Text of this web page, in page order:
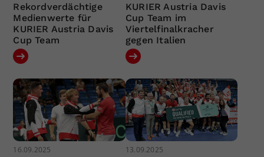
Rekordverdächtige
Medienwerte für
KURIER Austria Davis
Cup Team
KURIER Austria Davis
Cup Team im
Viertelfinalkracher
gegen Italien
16.09.2025 13.09.2025